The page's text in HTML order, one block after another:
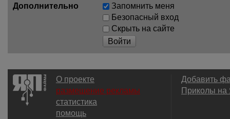
Дополнительно
Запомнить меня
Безопасный вход
Скрыть на сайте
Войти
О проекте
размещение рекламы
статистика
помощь
Добавить
Приколы